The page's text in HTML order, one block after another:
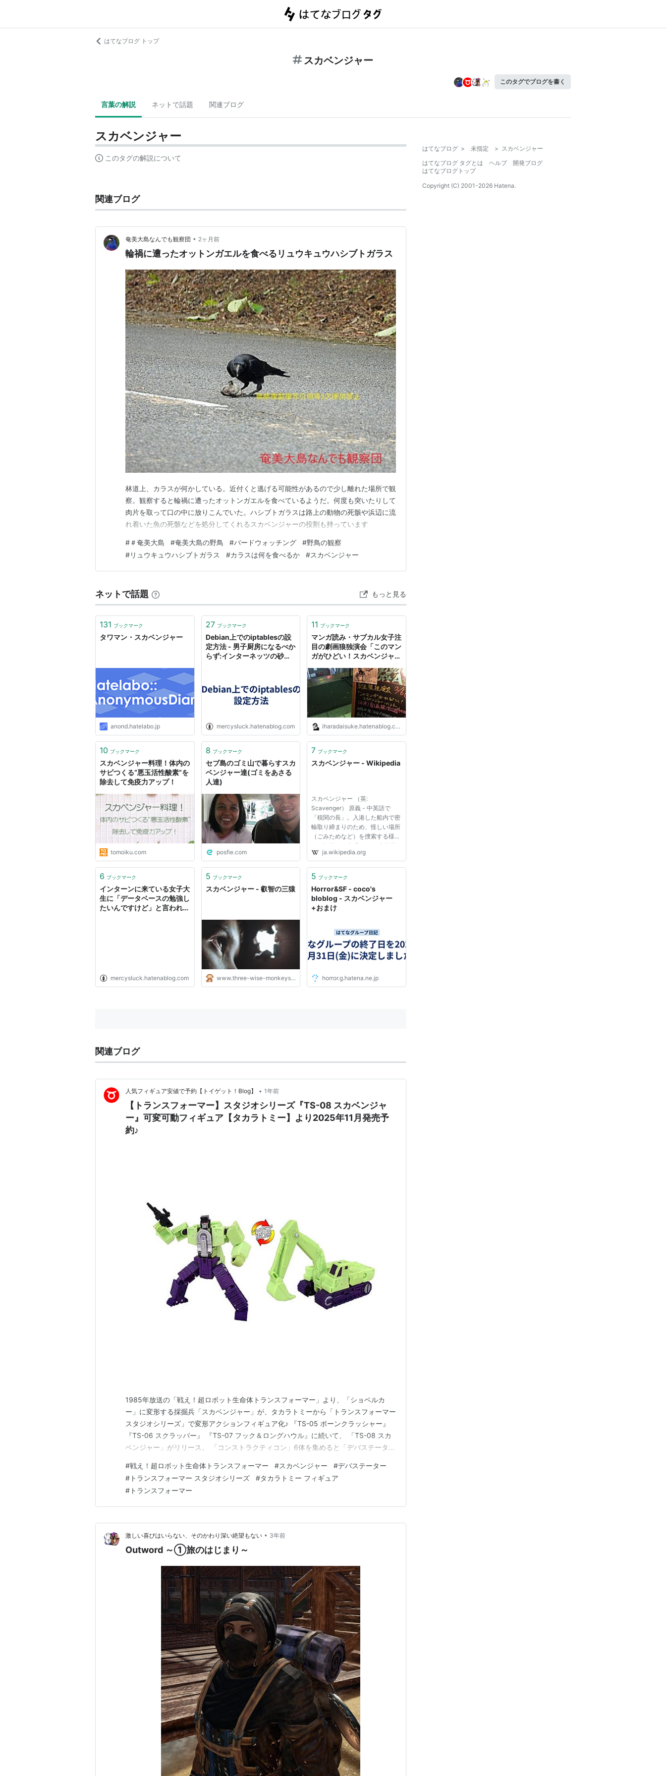
はてなブログ トップ
スカベンジャー
このタグでブログを書く
言葉の解説 ネットで話題 関連ブログ
スカベンジャー
このタグの解説について
関連ブログ
奄美大島なんでも観察団 • 2ヶ月前
輪禍に遭ったオットンガエルを食べるリュウキュウハシブトガラス
林道上、カラスが何かしている。近付くと逃げる可能性があるので少し離れた場所で観
察。観察すると輪禍に遭ったオットンガエルを食べているようだ。何度も突いたりして
肉片を取って口の中に放りこんでいた。ハシブトガラスは路上の動物の死骸や浜辺に流
れ着いた魚の死骸などを処分してくれるスカベンジャーの役割も持っています
#＃奄美大島 #奄美大島の野鳥 #バードウォッチング #野鳥の観察
#リュウキュウハシブトガラス #カラスは何を食べるか #スカベンジャー
ネットで話題 もっと見る
131 ブックマーク
タワマン・スカベンジャー
anond.hatelabo.jp
27 ブックマーク
Debian上でのiptablesの設
定方法 - 男子厨房になるべか
らず:インターネッツの砂浜
mercysluck.hatenablog.com
11 ブックマーク
マンガ読み・サブカル女子注
目の劇画狼独演会「このマン
ガがひどい！スカベンジャ
画原作者 猪原賽BLOG
iharadaisuke.hatenablog.com
10 ブックマーク
スカベンジャー料理！体内の
サビつくる“悪玉活性酸素”を
除去して免疫力アップ！
tomoiku.com
8 ブックマーク
セブ島のゴミ山で暮らすスカ
ベンジャー達(ゴミをあさる
人達)
posfie.com
7 ブックマーク
スカベンジャー - Wikipedia
スカベンジャー （英:
Scavenger） 原義 - 中英語で
「税関の長」。入港した船内で密
輸取り締まりのため、怪しい場所
（ごみためなど）を捜索する様
を、揶揄した表現から。 生物学 -
腐肉食動物 化学 - 捕捉剤 抗酸化
撃から身を守る働きをする物質の
など）と...
ja.wikipedia.org
6 ブックマーク
インターンに来ている女子大
生に「データベースの勉強し
たいんですけど」と言われた
mercysluck.hatenablog.com
5 ブックマーク
スカベンジャー - 叡智の三猿
www.three-wise-monkeys.com
5 ブックマーク
Horror&SF - coco's
bloblog - スカベンジャー
+おまけ
horror.g.hatena.ne.jp
関連ブログ
人気フィギュア安値で予約【トイゲット！Blog】 • 1年前
【トランスフォーマー】スタジオシリーズ『TS-08 スカベンジャ
ー』可変可動フィギュア【タカラトミー】より2025年11月発売予
約♪
1985年放送の「戦え！超ロボット生命体トランスフォーマー」より、「ショベルカ
ー」に変形する採掘兵「スカベンジャー」が、タカラトミーから「トランスフォーマー
スタジオシリーズ」で変形アクションフィギュア化♪ 『TS-05 ボーンクラッシャー』
『TS-06 スクラッパー』 『TS-07 フック＆ロングハウル』に続いて、 「TS-08 スカ
ベンジャー」がリリース。 「コンストラクティコン」6体を集めると「デバステーター
当。 フィギュアのサイズは、 ノンスケールの全高：約14.4cm。 トランスフォーマー
スタジオ…
#戦え！超ロボット生命体トランスフォーマー #スカベンジャー #デバステーター
# トランスフォーマー スタジオシリーズ #タカラトミー フィギュア
# トランスフォーマー
激しい喜びはいらない、そのかわり深い絶望もない • 3年前
Outword ～①旅のはじまり～
はてなブログ > 未指定 > スカベンジャー
はてなブログ タグとは
ヘルプ
開発ブログ
はてなブログトップ
Copyright (C) 2001-2026 Hatena.